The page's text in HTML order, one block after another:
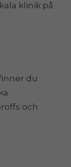
klinik på
du
och